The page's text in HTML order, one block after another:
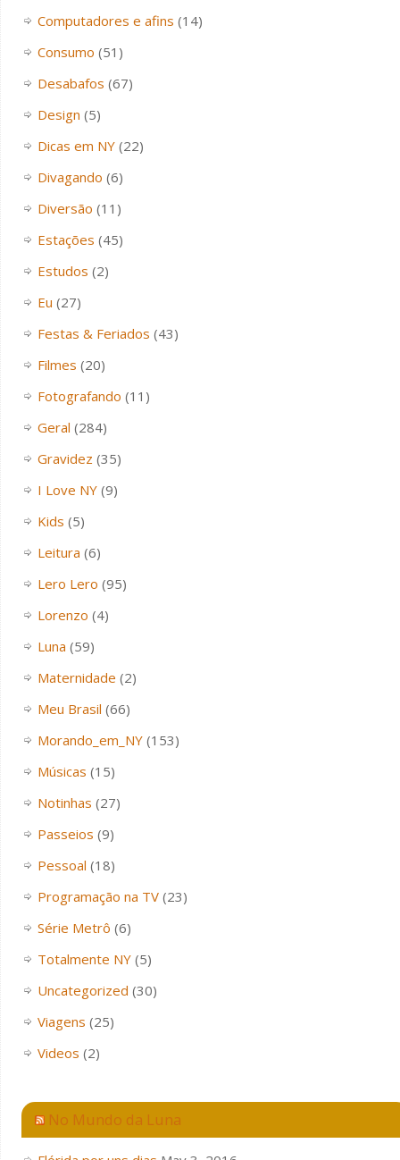
Computadores e afins (14)
Consumo (51)
Desabafos (67)
Design (5)
Dicas em NY(22)
Divagando (6)
Diversão (11)
Estações (45)
Estudos (2)
Eu (27)
Festas & Feriados (43)
Filmes (20)
Fotografando (11)
Geral (284)
Gravidez (35)
I Love NY(9)
Kids (5)
Leitura (6)
Lero Lero (95)
Lorenzo (4)
Luna (59)
Maternidade (2)
Meu Brasil (66)
Morando_em_NY(153)
Músicas (15)
Notinhas (27)
Passeios (9)
Pessoal (18)
Programação na TV(23)
Série Metrô (6)
Totalmente NY(5)
Uncategorized (30)
Viagens (25)
Videos (2)
No Mundo da Luna